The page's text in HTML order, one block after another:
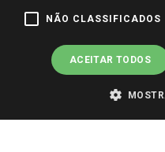
Pagamento e
NÃO CLASSIFICADOS
ACEITAR TODOS